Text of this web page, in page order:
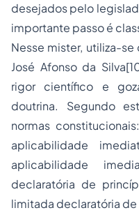
desejados pelo
importante passo é
Nesse mister, utiliza-
José Afonso da
rigor científico e
doutrina. Segundo
normas
aplicabilidade
aplicabilidade
declaratória de
limitada declaratória